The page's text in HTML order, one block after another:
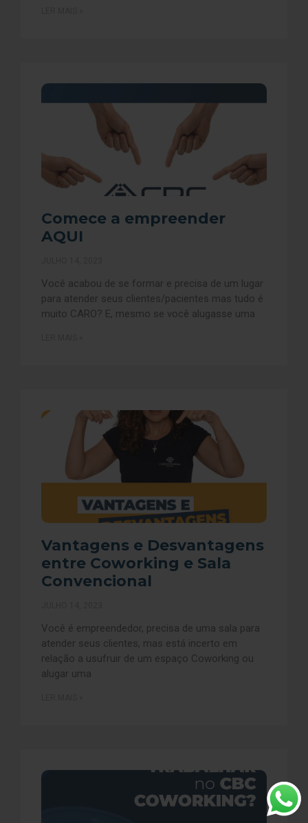
Comece a empreender
AQUI
Você acabou de se formar e precisa de um lugar
para atender seus clientes/pacientes mas tudo é
muito CARO? E, mesmo se você alugasse uma
Vantagens e Desvantagens
entre Coworking e Sala
Convencional
Você é empreendedor, precisa de uma sala para
atender seus clientes, mas está incerto em
relação a usufruir de um espaço Coworking ou
alugar uma